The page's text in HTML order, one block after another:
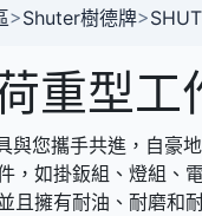
>Shuter樹德牌>
重型工
您攜手共進，自豪地
，如掛鈑組、燈組、
且擁有耐油、耐磨和